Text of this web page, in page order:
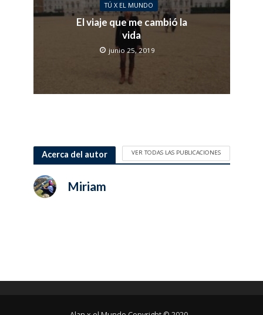
TÚ X EL MUNDO
El viaje que me cambió la
vida
junio 25, 2019
Acerca del autor VER TODAS LAS PUBLICACIONES
Miriam